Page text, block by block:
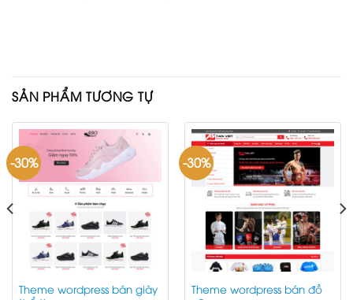
SẢN PHẨM TƯƠNG TỰ
-30%
Theme wordpress bán giày
-30%
Theme wordpress bán đồ